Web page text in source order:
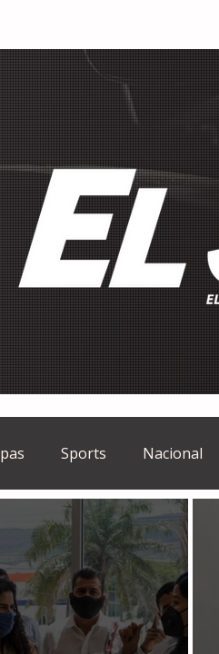
Sports Nacional
Temas Centrales Estilo
Continental